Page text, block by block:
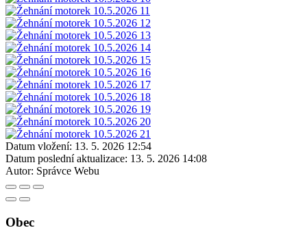
Datum vložení: 13. 5. 2026 12:54
Datum poslední aktualizace: 13. 5. 2026 14:08
Autor: Správce Webu
Obec